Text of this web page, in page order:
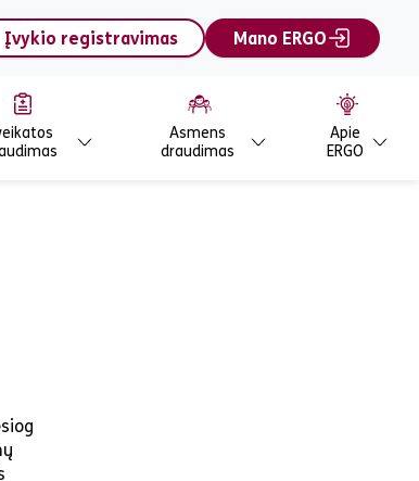
Įvykio registravimas Mano ERGO
Asmens
draudimas
Apie
ERGO